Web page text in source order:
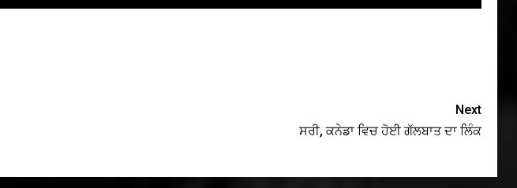
Next
ਸਰੀ, ਕਨੇਡਾ ਵਿਚ ਹੋਈ ਗੱਲਬਾਤ ਦਾ ਲਿੰਕ